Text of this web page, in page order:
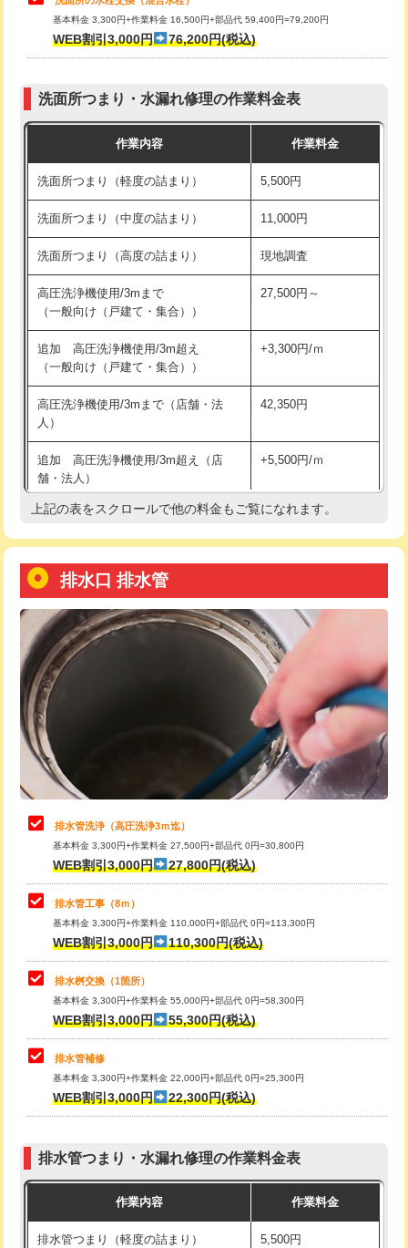
マス交換（深さ50㎝未満）
マス交換（深さ50㎝以上）
モルタル補修（厚さ10㎝まで） 27,500円
モルタル補修（厚さ10㎝超え） 38,500円
洗面台設置 38,500円
バスタブ設置 現場見積
追加人工 16,500円
廃棄・処分
※給水管工事は20mmまでの価格です。
交換・取付(混合水栓（壁付・デッキ
式・ワンホール）)
16,500円+材料費
（P/S/ポップアップ））
交換・取付（その他部品） 11,000円+材料費
持込商品取付（単水栓） 13,200円
持込商品取付（混合水栓） 16,500円
持込商品取付（浄水器・分岐水栓） 16,500円
給水管工事※（ホール加工) 16,500円
給水管工事※（バンド止め)
給水管工事※（支持金具設置) 5,500円
給水管工事※（保温材使用（バンド止
め込み）)
5,500円
給水管工事※（土の掘削・埋め戻し作
業)
11,000円
用/3ｍまで)
用（追加）/3ｍ超え)
給水管工事※（ライニング鋼管・銅
管・ポリ管・HT管使用/3ｍまで)
44,000円
給水管工事※（ライニング鋼管・銅
管・ポリ管・HT管使用/3ｍ超え)
+8,800円
排水管工事（土の掘削・埋め戻し作
業）
11,000円~
排水管工事（排水管工事/3ｍまで） 55,000円
排水管工事（追加 排水管工事/3ｍ超
え）
マス交換（土の掘削・埋め戻し作業）
マス交換（深さ50㎝未満）
マス交換（深さ50㎝以上） 66,000円
コンクリート斫り（厚さ10㎝まで）
コンクリート斫り（厚さ10㎝超え）
モルタル補修（厚さ10㎝まで）
モルタル補修（厚さ10㎝超え）
追加人工 16,500円
現場見積
基本料金 3,300円+作業料金 16,500円+部品代 59,400円=79,200円
WEB割引3,000円 76,200円(税込)
洗面所つまり・水漏れ修理の作業料金表
作業内容 作業料金
洗面所つまり（軽度の詰まり） 5,500円
洗面所つまり（中度の詰まり） 11,000円
洗面所つまり（高度の詰まり） 現地調査
高圧洗浄機使用/3mまで
（一般向け（戸建て・集合））
27,500円～
追加 高圧洗浄機使用/3m超え
（一般向け（戸建て・集合））
+3,300円/ｍ
高圧洗浄機使用/3mまで（店舗・法
人）
42,350円
追加 高圧洗浄機使用/3m超え（店
舗・法人）
+5,500円/ｍ
高度高圧洗浄換 現地調査
トーラー機使用/3mまで
追加トーラー機使用/3m超え +3,300円
カメラ調査 33,000円
桝清掃 8,800円
止水・漏水調査・防水処理・清掃・修
理・調整・分解・加工など（軽作業）
11,000円
止水・漏水調査・防水処理・清掃・修
理・調整・分解・加工など（中作業）
22,000円
止水・漏水調査・防水処理・清掃・修
理・調整・分解・加工など（重作業）
33,000円
その他部品の脱着
交換・取付（タンク） 22,000円+材料費
交換・取付(単水栓（壁付・デッキ
式）)
交換・取付(混合水栓（壁付・デッキ
式・ワンホール）)
16,500円+材料費
交換・取付(排水栓・排水トラップ
交換・取付（その他部品） 11,000円+材料費
持込商品取付（単水栓） 13,200円
持込商品取付（混合水栓） 16,500円
上記の表をスクロールで他の料金もご覧になれます。
排水口 排水管
排水管洗浄（高圧洗浄3ｍ迄）
基本料金 3,300円+作業料金 27,500円+部品代 0円=30,800円
WEB割引3,000円 27,800円(税込)
排水管工事（8ｍ）
基本料金 3,300円+作業料金 110,000円+部品代 0円=113,300円
WEB割引3,000円 110,300円(税込)
排水桝交換（1箇所）
基本料金 3,300円+作業料金 55,000円+部品代 0円=58,300円
WEB割引3,000円 55,300円(税込)
排水管補修
基本料金 3,300円+作業料金 22,000円+部品代 0円=25,300円
WEB割引3,000円 22,300円(税込)
排水管つまり・水漏れ修理の作業料金表
作業内容 作業料金
排水管つまり（軽度の詰まり） 5,500円